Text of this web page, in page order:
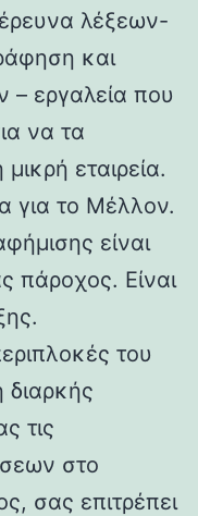
λέξεων-
και
– εργαλεία που
να τα
εταιρεία.
για το Μέλλον.
είναι
πάροχος. Είναι
του
διαρκής
τις
στο
σας επιτρέπει